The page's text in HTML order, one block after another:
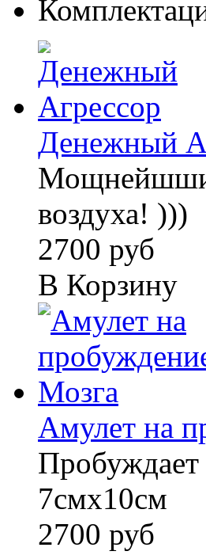
Денежный
воздуха! )))
2700 руб
В Корзину
Амулет на
Пробуждает
7смх10см
2700 руб